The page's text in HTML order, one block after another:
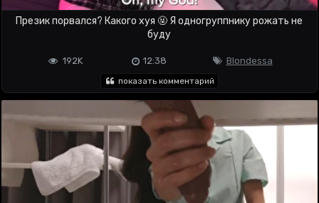
Презик порвался? Какого хуя 🤬 Я одногруппнику рожать не
буду
Blondessa
12:38
192K
показать комментарий